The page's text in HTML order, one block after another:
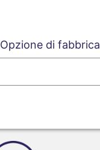
Opzione di fabbrica